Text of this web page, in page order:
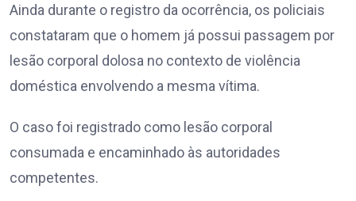
Ainda durante o registro da ocorrência, os policiais
constataram que o homem já possui passagem por
lesão corporal dolosa no contexto de violência
doméstica envolvendo a mesma vítima.
O caso foi registrado como lesão corporal
consumada e encaminhado às autoridades
competentes.